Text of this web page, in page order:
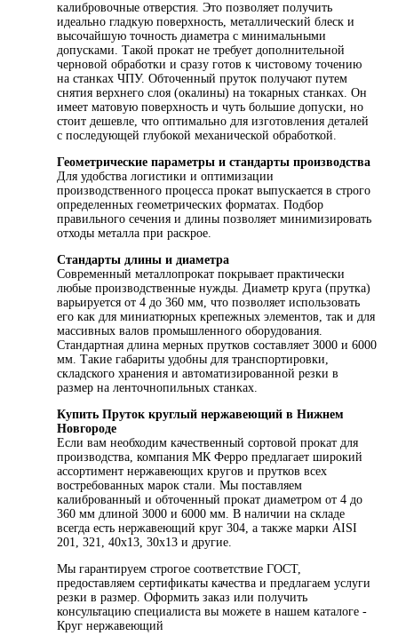
калибровочные отверстия. Это позволяет получить
идеально гладкую поверхность, металлический блеск и
высочайшую точность диаметра с минимальными
допусками. Такой прокат не требует дополнительной
черновой обработки и сразу готов к чистовому точению
на станках ЧПУ. Обточенный пруток получают путем
снятия верхнего слоя (окалины) на токарных станках. Он
имеет матовую поверхность и чуть большие допуски, но
стоит дешевле, что оптимально для изготовления деталей
с последующей глубокой механической обработкой.
Геометрические параметры и стандарты производства
Для удобства логистики и оптимизации
производственного процесса прокат выпускается в строго
определенных геометрических форматах. Подбор
правильного сечения и длины позволяет минимизировать
отходы металла при раскрое.
Стандарты длины и диаметра
Современный металлопрокат покрывает практически
любые производственные нужды. Диаметр круга (прутка)
варьируется от 4 до 360 мм, что позволяет использовать
его как для миниатюрных крепежных элементов, так и для
массивных валов промышленного оборудования.
Стандартная длина мерных прутков составляет 3000 и 6000
мм. Такие габариты удобны для транспортировки,
складского хранения и автоматизированной резки в
размер на ленточнопильных станках.
Купить Пруток круглый нержавеющий в Нижнем
Новгороде
Если вам необходим качественный сортовой прокат для
производства, компания МК Ферро предлагает широкий
ассортимент нержавеющих кругов и прутков всех
востребованных марок стали. Мы поставляем
калиброванный и обточенный прокат диаметром от 4 до
360 мм длиной 3000 и 6000 мм. В наличии на складе
всегда есть нержавеющий круг 304, а также марки AISI
201, 321, 40х13, 30х13 и другие.
Мы гарантируем строгое соответствие ГОСТ,
предоставляем сертификаты качества и предлагаем услуги
резки в размер. Оформить заказ или получить
консультацию специалиста вы можете в нашем каталоге -
Круг нержавеющий